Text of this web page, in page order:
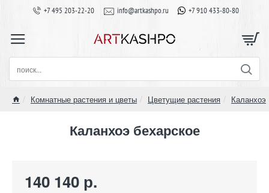
+7 495 203-22-20 info@artkashpo.ru +7 910 433-80-80
поиск...
Комнатные растения и цветы Цветущие растения Каланхоэ
Каланхоэ бехарское
140 140 р.